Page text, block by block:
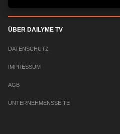
ÜBER DAILYME TV
DATENSCHUTZ
IMPRESSUM
AGB
UNTERNEHMENSSEITE